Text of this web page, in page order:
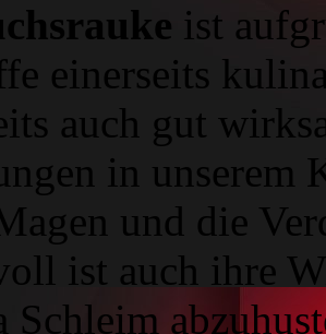
ist
einerseits
auch gut
in unserem
und die
ist auch ihre